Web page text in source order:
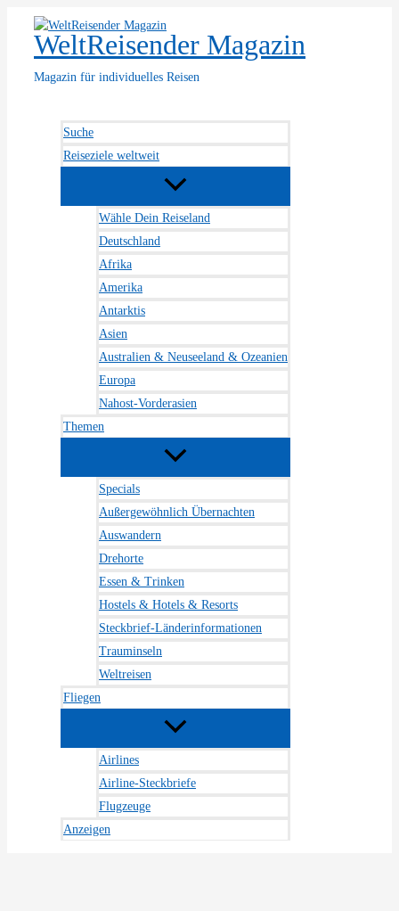
Inhalt
springenWeltReisender Magazin
Magazin für individuelles Reisen
Suche
Reiseziele weltweit
Wähle Dein Reiseland
Deutschland
Afrika
Amerika
Antarktis
Asien
Australien & Neuseeland & Ozeanien
Europa
Nahost-Vorderasien
Themen
Specials
Außergewöhnlich Übernachten
Auswandern
Drehorte
Essen & Trinken
Hostels & Hotels & Resorts
Steckbrief-Länderinformationen
Trauminseln
Weltreisen
Fliegen
Airlines
Airline-Steckbriefe
Flugzeuge
Anzeigen